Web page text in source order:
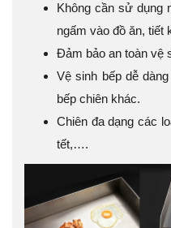
Không cần sử dụng
ngấm vào đồ ăn, tiết
Đảm bảo an toàn vệ
Vệ sinh bếp dễ
bếp chiên khác.
Chiên đa dạng các
tết,….